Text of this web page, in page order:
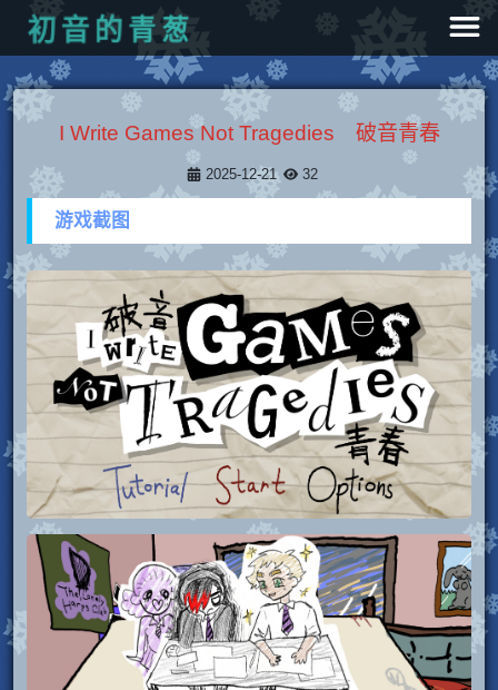
初 音 的 青葱
I Write Games Not Tragedies 破音青春
2025-12-21 32
游戏截图